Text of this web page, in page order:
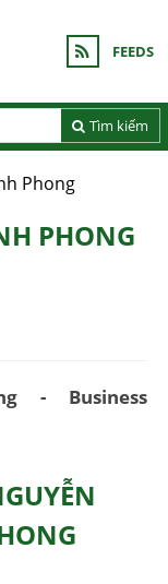
FEEDS
Tìm kiếm
PHONG
- Business